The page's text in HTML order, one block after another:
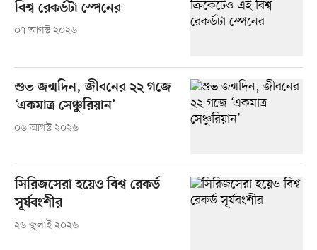
বিশ্ব রেকর্ডটা স্পেনের
০৭ আগস্ট ২০২৬
শুভ জন্মদিন, জীবনের ২২ গজে
‘একমাত্র সেঞ্চুরিয়ান’
০৬ আগস্ট ২০২৬
সিরিজসেরা হয়েও বিশ্ব রেকর্ড
সূর্যবংশীর
২৬ জুলাই ২০২৬